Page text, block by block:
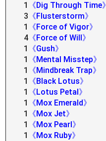
1
《Dig Through Time》
3 《Flusterstorm》
1
《Force of Vigor》
4 《Force of Will》
1
《Gush》
1
《Mental Misstep》
1
《Mindbreak Trap》
1
《Black Lotus》
1
《Lotus Petal》
1
《Mox Emerald》
1
《Mox Jet》
1
《Mox Pearl》
1
《Mox Ruby》